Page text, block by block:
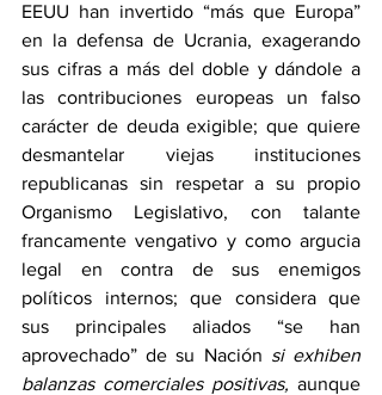
EEUU han invertido “más que Europa”
en la defensa de Ucrania, exagerando
sus cifras a más del doble y dándole a
las contribuciones europeas un falso
carácter de deuda exigible; que quiere
desmantelar viejas instituciones
republicanas sin respetar a su propio
Organismo Legislativo, con talante
francamente vengativo y como argucia
legal en contra de sus enemigos
políticos internos; que considera que
sus principales aliados “se han
aprovechado” de su Nación si exhiben
balanzas comerciales positivas, aunque